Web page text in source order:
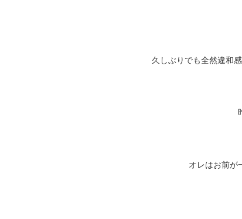
久しぶりでも全然違和
オレはお前が